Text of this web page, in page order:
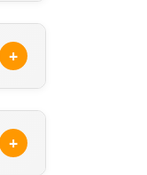
+
+